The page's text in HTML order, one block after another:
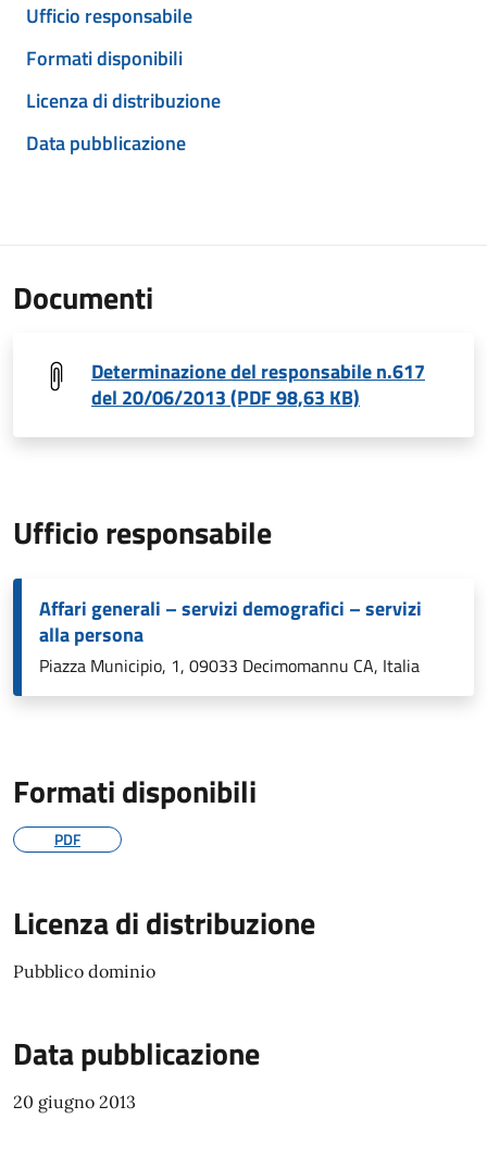
Ufficio responsabile
Formati disponibili
Licenza di distribuzione
Data pubblicazione
Documenti
Determinazione del responsabile n.617
del 20/06/2013 (PDF 98,63 KB)
Ufficio responsabile
Affari generali – servizi demografici – servizi
alla persona
Piazza Municipio, 1, 09033 Decimomannu CA, Italia
Formati disponibili
PDF
Licenza di distribuzione
Pubblico dominio
Data pubblicazione
20 giugno 2013